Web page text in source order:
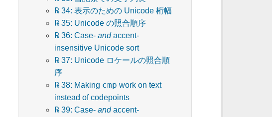
℞ 34: 表示のための Unicode 桁幅
℞ 35: Unicode の照合順序
℞ 36: Case-andaccent-
insensitive Unicode sort
℞ 37: Unicode ロケールの照合順
序
℞ 38: Making cmp work on text
instead of codepoints
℞ 39: Case-andaccent-